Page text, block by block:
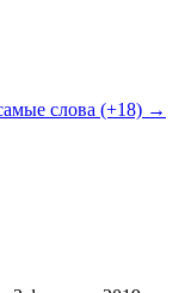
слова (+18) →